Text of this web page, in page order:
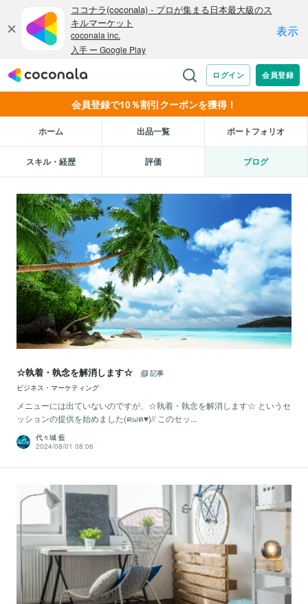
会員登録で10％割引クーポンを獲得！
ホーム 出品一覧 ポートフォリオ
スキル・経歴 評価 ブログ
☆執着・執念を解消します☆
記事
ビジネス・マーケティング
メニューには出ていないのですが、☆執着・執念を解消します☆ というセ
ッションの提供を始めました(ฅωฅ♥)// このセッ...
代々城 藍
2024/08/01 08:06